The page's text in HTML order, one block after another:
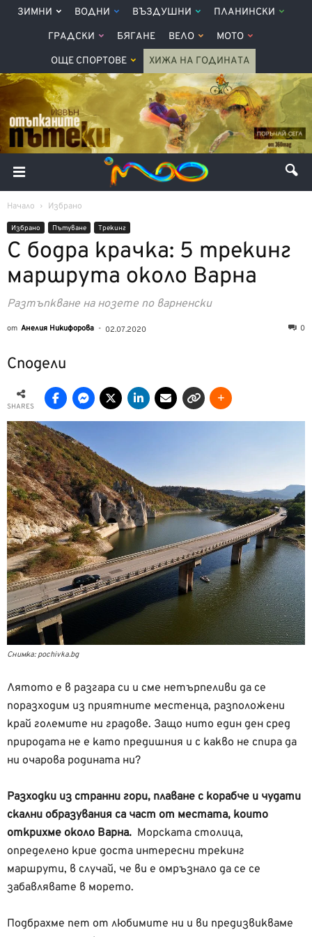
ЗИМНИ ВОДНИ ВЪЗДУШНИ ПЛАНИНСКИ
ГРАДСКИ БЯГАНЕ ВЕЛО МОТО
ОЩЕ СПОРТОВЕ ХИЖА НА ГОДИНАТА
Начало Избрано
Избрано Пътуване Трекинг
С бодра крачка: 5 трекинг
маршрута около Варна
Разтъпкване на нозете по варненски
от Анелия Никифорова - 02.07.2020 0
Сподели
SHARES
Снимка: pochivka.bg
Лятото е в разгара си и сме нетърпеливи да се
поразходим из приятните местенца, разположени
край големите ни градове. Защо нито един ден сред
природата не е като предишния и с какво не спира да
ни очарова родината ни?
Разходки из странни гори, плаване с корабче и чудати
скални образувания са част от местата, които
открихме около Варна. Морската столица,
определено крие доста интересни трекинг
маршрути, в случай, че ви е омръзнало да се се
забавлявате в морето.
Подбрахме пет от любимите ни и ви предизвикваме